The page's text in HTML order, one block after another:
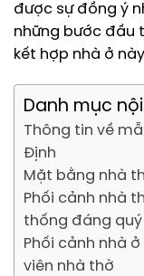
được sự đồng ý
những bước đầu
kết hợp nhà ở
Danh mục
Thông tin về
Định
Mặt bằng nhà
Phối cảnh nhà
thống đáng quý
Phối cảnh nhà
viên nhà thờ